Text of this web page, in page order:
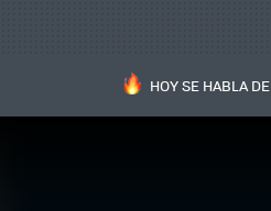
HOY SE HABLA DE